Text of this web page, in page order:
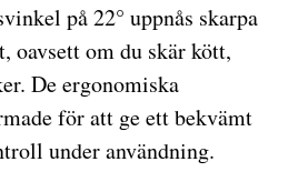
på 22° uppnås skarpa
oavsett om du skär kött,
De ergonomiska
för att ge ett bekvämt
under användning.